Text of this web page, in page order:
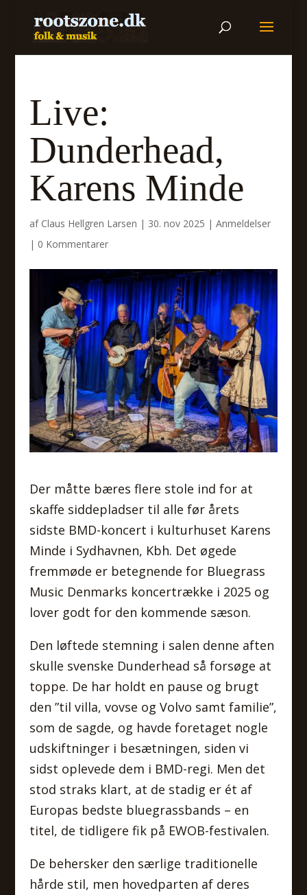
Live:
Dunderhead,
Karens Minde
af Claus Hellgren Larsen | 30. nov 2025 | Anmeldelser
| 0 Kommentarer
Der måtte bæres flere stole ind for at
skaffe siddepladser til alle før årets
sidste BMD-koncert i kulturhuset Karens
Minde i Sydhavnen, Kbh. Det øgede
fremmøde er betegnende for Bluegrass
Music Denmarks koncertrække i 2025 og
lover godt for den kommende sæson.
Den løftede stemning i salen denne aften
skulle svenske Dunderhead så forsøge at
toppe. De har holdt en pause og brugt
den ”til villa, vovse og Volvo samt familie”,
som de sagde, og havde foretaget nogle
udskiftninger i besætningen, siden vi
sidst oplevede dem i BMD-regi. Men det
stod straks klart, at de stadig er ét af
Europas bedste bluegrassbands – en
titel, de tidligere fik på EWOB-festivalen.
De behersker den særlige traditionelle
hårde stil, men hovedparten af deres